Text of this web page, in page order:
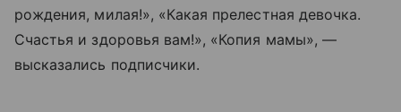
рождения, милая!», «Какая прелестная девочка.
Счастья и здоровья вам!», «Копия мамы», —
высказались подписчики.